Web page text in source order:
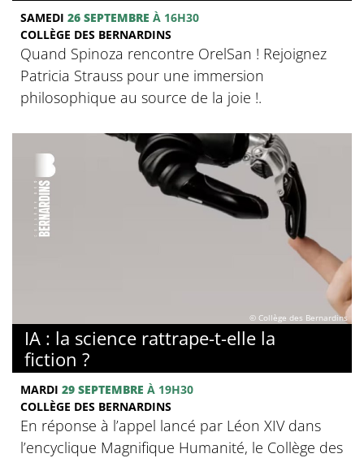
SAMEDI 26 SEPTEMBRE À 16H30
COLLÈGE DES BERNARDINS
Quand Spinoza rencontre OrelSan ! Rejoignez
Patricia Strauss pour une immersion
philosophique au source de la joie !.
© Collège des Bernardins
IA : la science rattrape-t-elle la
fiction ?
MARDI 29 SEPTEMBRE À 19H30
COLLÈGE DES BERNARDINS
En réponse à l’appel lancé par Léon XIV dans
l’encyclique Magnifique Humanité, le Collège des